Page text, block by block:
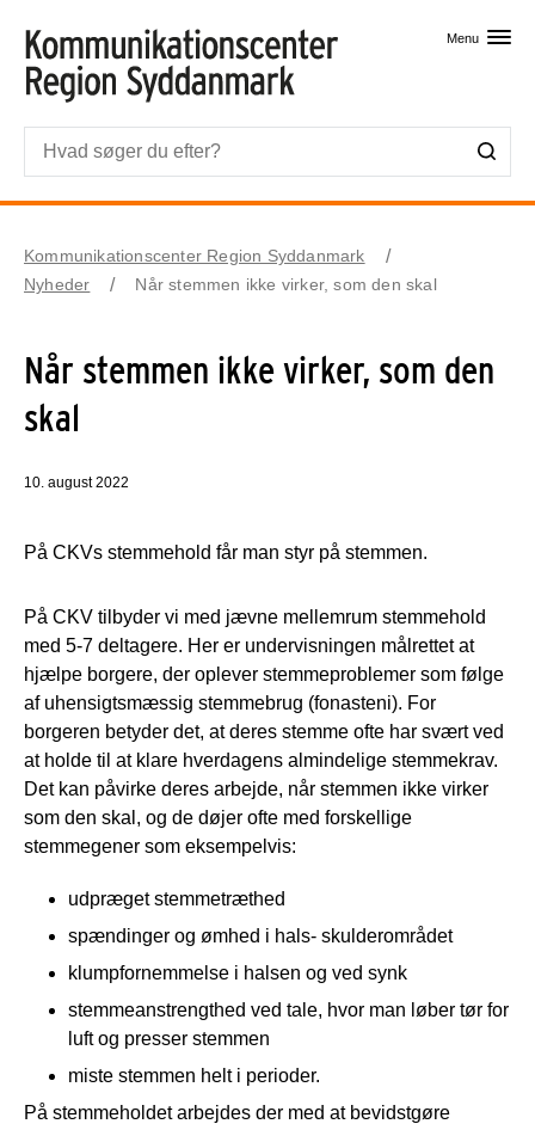
Menu
Kommunikationscenter Region Syddanmark
Nyheder
Når stemmen ikke virker, som den skal
Når stemmen ikke virker, som den
skal
10. august 2022
På CKVs stemmehold får man styr på stemmen.
På CKV tilbyder vi med jævne mellemrum stemmehold
med 5-7 deltagere. Her er undervisningen målrettet at
hjælpe borgere, der oplever stemmeproblemer som følge
af uhensigtsmæssig stemmebrug (fonasteni). For
borgeren betyder det, at deres stemme ofte har svært ved
at holde til at klare hverdagens almindelige stemmekrav.
Det kan påvirke deres arbejde, når stemmen ikke virker
som den skal, og de døjer ofte med forskellige
stemmegener som eksempelvis:
udpræget stemmetræthed
spændinger og ømhed i hals- skulderområdet
klumpfornemmelse i halsen og ved synk
stemmeanstrengthed ved tale, hvor man løber tør for
luft og presser stemmen
miste stemmen helt i perioder.
På stemmeholdet arbejdes der med at bevidstgøre